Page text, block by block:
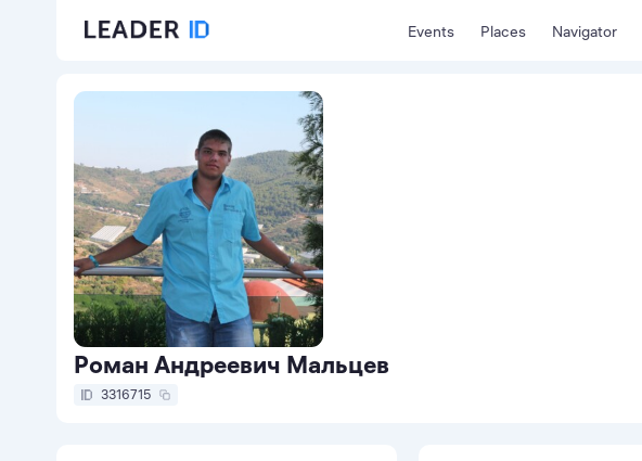
Events Places Navigator
Роман Андреевич Мальцев
3316715